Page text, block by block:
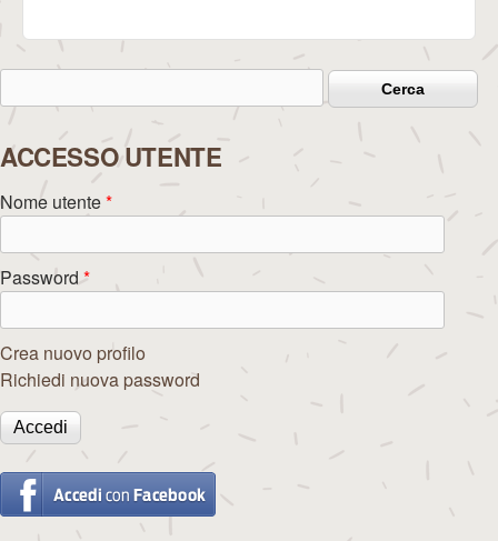
Form di ricerca
ACCESSO UTENTE
Nome utente*
Password *
Crea nuovo profilo
Richiedi nuova password